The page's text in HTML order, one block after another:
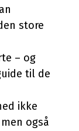
store
– og
til de
ikke
også